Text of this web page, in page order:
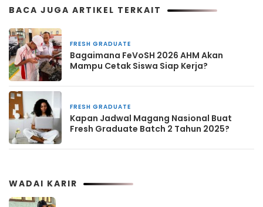
BACA JUGA ARTIKEL TERKAIT
FRESH GRADUATE
Bagaimana FeVoSH 2026 AHM Akan
Mampu Cetak Siswa Siap Kerja?
FRESH GRADUATE
Kapan Jadwal Magang Nasional Buat
Fresh Graduate Batch 2 Tahun 2025?
WADAI KARIR